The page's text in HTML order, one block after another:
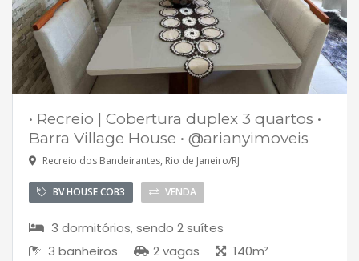
• Recreio | Cobertura duplex 3 quartos •
Barra Village House • @arianyimoveis
Recreio dos Bandeirantes, Rio de Janeiro/RJ
BV HOUSE COB3 VENDA
3 dormitórios, sendo 2 suítes
3 banheiros
2 vagas 140m²